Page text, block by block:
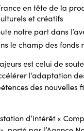
en tête de la
et créatifs
notre part dans
le champ des fonds
est celui de
l’adaptation
des nouvelles
d’intérêt «